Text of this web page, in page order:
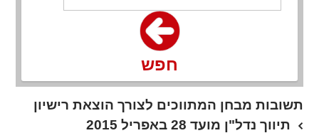
חפש
תשובות מבחן המתווכים לצורך הוצאת רישיון
תיווך נדל"ן מועד 28 באפריל 2015